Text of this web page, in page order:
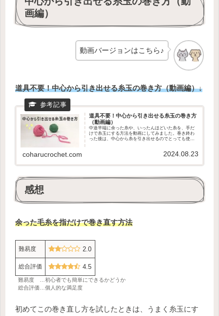
画編）
動画バージョンはこちら♪
道具不要！中心から引き出せる糸玉の巻き方（動画編）↓
道具不要！中心から引き出せる糸玉の巻き方
（動画編）
中途半端に余った糸や、いったんほどいた糸を、手だ
けで糸玉にする方法を動画にしてみました。巻き終わ
った後は、中心から糸を引き出せるのでとっても使い
coharucrochet.com 2024.08.23
感想
余った毛糸を指だけで巻き直す方法
難易度 2.0
総合評価 4.5
難易度 …初心者でも簡単にできるかどうか
総合評価…個人的な満足度
初めてこの巻き直し方を試したときは、うまく糸玉にす